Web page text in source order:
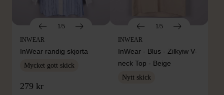
1/5
INWEAR
InWear randig skjorta
Mycket gott skick
279 kr
1/5
INWEAR
InWear - Blus - Zilkyiw V-
neck Top - Beige
Nytt skick